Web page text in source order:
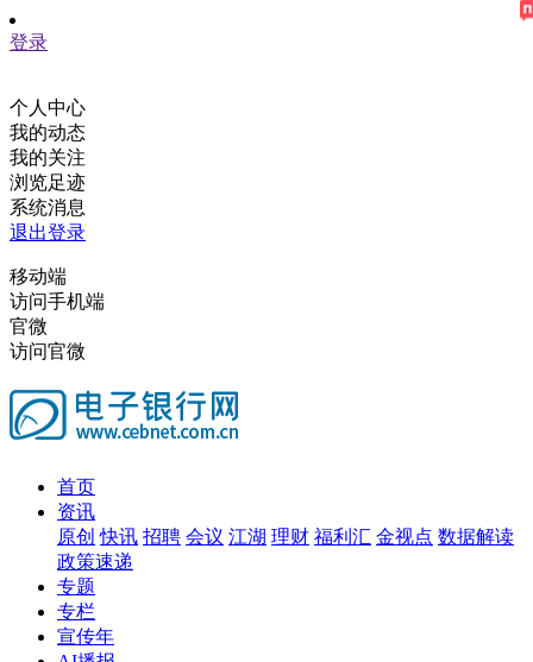
登录
个人中心
我的动态
我的关注
浏览足迹
系统消息
退出登录
移动端
访问手机端
官微
访问官微
首页
资讯
原创 快讯 招聘 会议 江湖 理财 福利汇 金视点 数据解读
政策速递
专题
专栏
宣传年